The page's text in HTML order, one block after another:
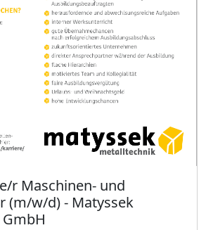
r Maschinen- und
(m/w/d) - Matyssek